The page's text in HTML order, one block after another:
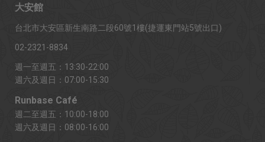
大安館
台北市大安區新生南路二段60號1樓(捷運東門站5號出口)
02-2321-8834
週一至週五：13:30-22:00
週六及週日：07:00-15:30
Runbase Café
週二至週五：10:00-18:00
週六及週日：08:00-16:00